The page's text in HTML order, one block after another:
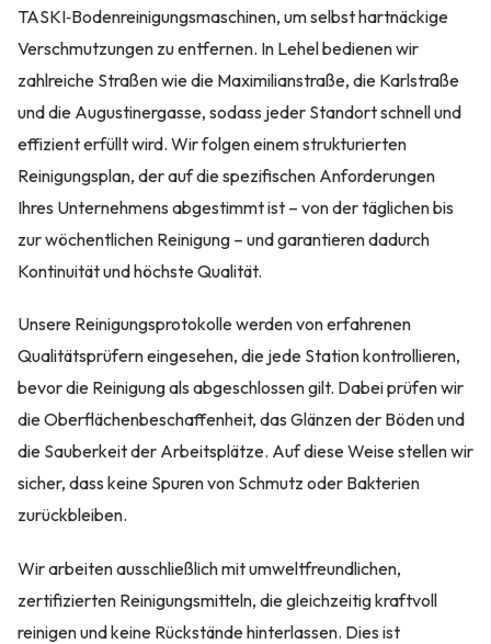
TASKI‑Bodenreinigungsmaschinen, um selbst hartnäckige
Verschmutzungen zu entfernen. In Lehel bedienen wir
zahlreiche Straßen wie die Maximilianstraße, die Karlstraße
und die Augustinergasse, sodass jeder Standort schnell und
effizient erfüllt wird. Wir folgen einem strukturierten
Reinigungsplan, der auf die spezifischen Anforderungen
Ihres Unternehmens abgestimmt ist – von der täglichen bis
zur wöchentlichen Reinigung – und garantieren dadurch
Kontinuität und höchste Qualität.
Unsere Reinigungsprotokolle werden von erfahrenen
Qualitätsprüfern eingesehen, die jede Station kontrollieren,
bevor die Reinigung als abgeschlossen gilt. Dabei prüfen wir
die Oberflächenbeschaffenheit, das Glänzen der Böden und
die Sauberkeit der Arbeitsplätze. Auf diese Weise stellen wir
sicher, dass keine Spuren von Schmutz oder Bakterien
zurückbleiben.
Wir arbeiten ausschließlich mit umweltfreundlichen,
zertifizierten Reinigungsmitteln, die gleichzeitig kraftvoll
reinigen und keine Rückstände hinterlassen. Dies ist